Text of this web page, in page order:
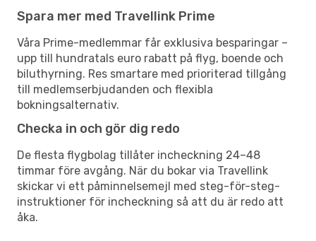
Spara mer med Travellink Prime
Våra Prime-medlemmar får exklusiva besparingar –
upp till hundratals euro rabatt på flyg, boende och
biluthyrning. Res smartare med prioriterad tillgång
till medlemserbjudanden och flexibla
bokningsalternativ.
Checka in och gör dig redo
De flesta flygbolag tillåter incheckning 24–48
timmar före avgång. När du bokar via Travellink
skickar vi ett påminnelsemejl med steg-för-steg-
instruktioner för incheckning så att du är redo att
åka.